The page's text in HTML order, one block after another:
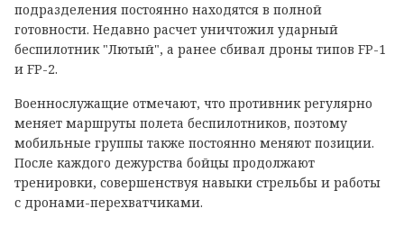
подразделения постоянно находятся в полной
готовности. Недавно расчет уничтожил ударный
беспилотник "Лютый", а ранее сбивал дроны типов FP-1
и FP-2.
Военнослужащие отмечают, что противник регулярно
меняет маршруты полета беспилотников, поэтому
мобильные группы также постоянно меняют позиции.
После каждого дежурства бойцы продолжают
тренировки, совершенствуя навыки стрельбы и работы
с дронами-перехватчиками.